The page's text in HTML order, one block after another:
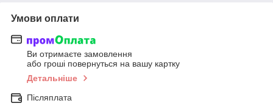
Умови оплати
Ви отримаєте замовлення
або гроші повернуться на вашу картку
Детальніше
Післяплата